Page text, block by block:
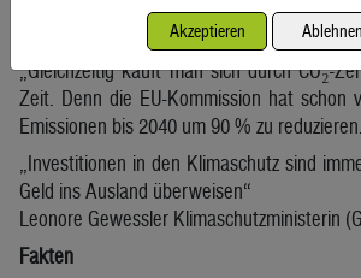
Energiesprecher der
„Gleichzeitig kauft man sich durch CO₂-
Zeit. Denn die EU-Kommission hat schon
Emissionen bis 2040 um 90 % zu
„Investitionen in den Klimaschutz sind
Geld ins Ausland überweisen“
Leonore Gewessler Klimaschutzministerin
Fakten
Akzeptieren Ablehnen